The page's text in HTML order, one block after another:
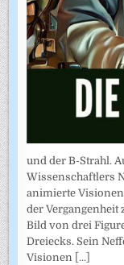
und der B-Strahl.
Wissenschaftlers
animierte Visionen
der Vergangenheit
Bild von drei
Dreiecks. Sein
Visionen [...]